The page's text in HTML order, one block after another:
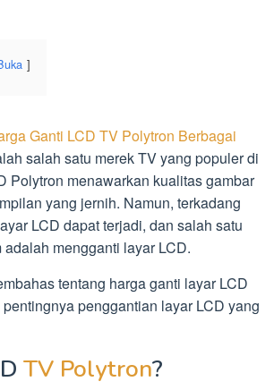
Ganti LCD TV Polytron Berbagai
salah satu merek TV yang populer di
Polytron menawarkan kualitas gambar
yang jernih. Namun, terkadang
LCD dapat terjadi, dan salah satu
mengganti layar LCD.
tentang harga ganti layar LCD
pentingnya penggantian layar LCD yang
TV Polytron?